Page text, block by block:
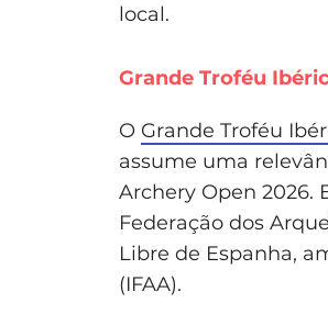
local.
Grande Troféu
O Grande Troféu
assume uma
Archery Open 2026.
Federação dos
Libre de Espanha,
(IFAA).